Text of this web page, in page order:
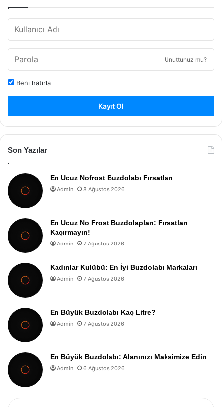
Unuttunuz mu?
Beni hatırla
Kayıt Ol
Son Yazılar
En Ucuz Nofrost Buzdolabı Fırsatları
Admin 8 Ağustos 2026
En Ucuz No Frost Buzdolapları: Fırsatları
Kaçırmayın!
Admin 7 Ağustos 2026
Kadınlar Kulübü: En İyi Buzdolabı Markaları
Admin 7 Ağustos 2026
En Büyük Buzdolabı Kaç Litre?
Admin 7 Ağustos 2026
En Büyük Buzdolabı: Alanınızı Maksimize Edin
Admin 6 Ağustos 2026